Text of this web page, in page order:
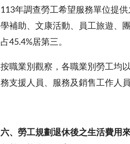
113年調查勞工希望服務單位提
學補助、文康活動、員工旅遊、
占45.4%居第三。
按職業別觀察，各職業別勞工均
務支援人員、服務及銷售工作人
六、勞工規劃退休後之生活費用